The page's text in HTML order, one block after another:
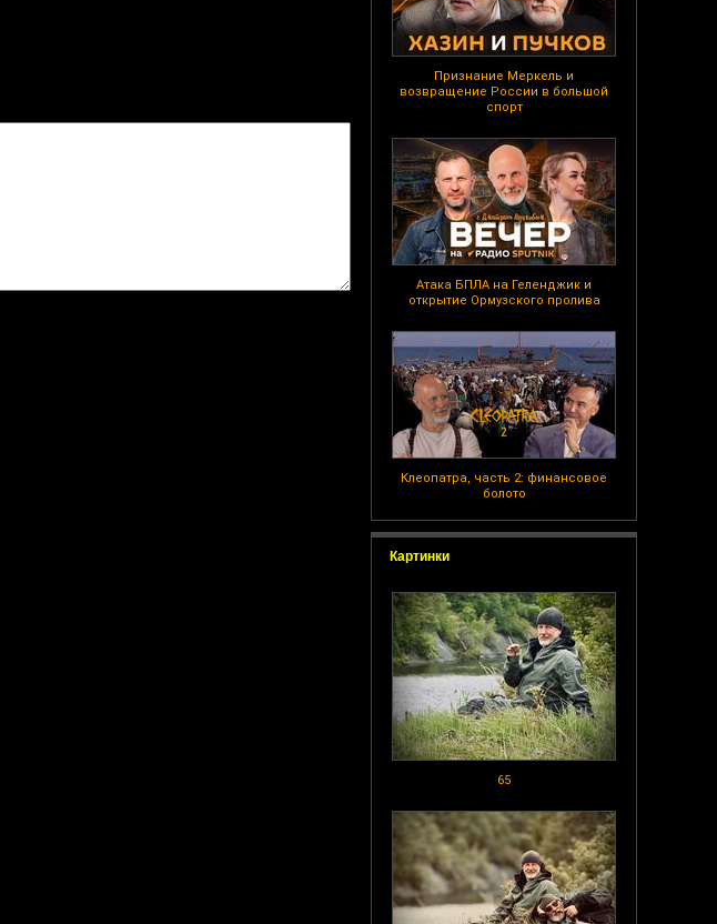
Признание Меркель и
возвращение России в большой
спорт
Атака БПЛА на Геленджик и
открытие Ормузского пролива
Клеопатра, часть 2: финансовое
болото
Картинки
65